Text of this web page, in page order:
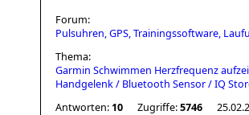
Forum:
Pulsuhren, GPS, Trainingssoftware,
Thema:
Garmin Schwimmen Herzfrequenz
Handgelenk / Bluetooth Sensor / IQ
Antworten: 10 Zugriffe:5746